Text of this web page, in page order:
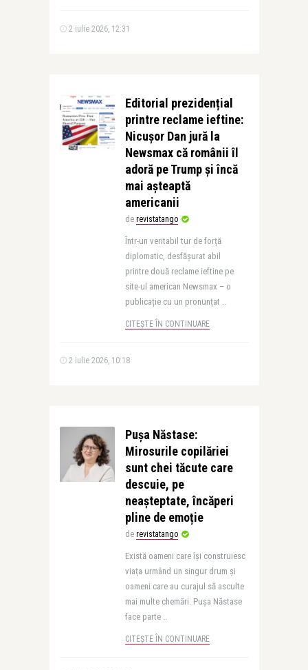
2 iulie 2026, 12:31
Editorial prezidențial
printre reclame ieftine:
Nicușor Dan jură la
Newsmax că românii îl
adoră pe Trump și încă
mai așteaptă
americanii
de revistatango
Într-un veritabil tur de forță
diplomatic, desfășurat abil
printre două reclame ieftine pe
site-ul american Newsmax – o
publicație cu un pronunțat ..
CITEȘTE ÎN CONTINUARE
2 iulie 2026, 10:18
Pușa Năstase:
Mirosurile copilăriei
sunt chei tăcute care
descuie, pe
neașteptate, încăperi
pline de emoție
de revistatango
Există oameni care își construiesc
viața urmând un singur drum și
oameni care au curajul să asculte
mai multe chemări. Pușa Năstase
face parte ..
CITEȘTE ÎN CONTINUARE